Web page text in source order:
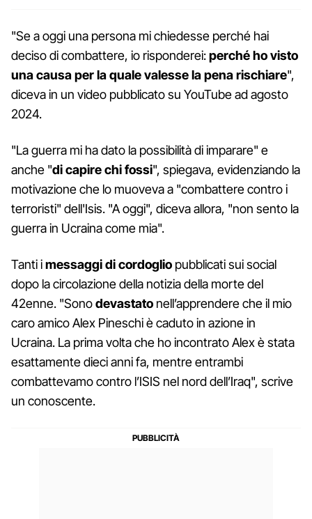
"Se a oggi una persona mi chiedesse perché hai
deciso di combattere, io risponderei:perché ho visto
una causa per la quale valesse la pena rischiare",
diceva in un video pubblicato su YouTube ad agosto
2024.
"La guerra mi ha dato la possibilità di imparare" e
anche "di capire chi fossi", spiegava, evidenziando la
motivazione che lo muoveva a "combattere contro i
terroristi" dell'Isis. "A oggi", diceva allora, "non sento la
guerra in Ucraina come mia".
Tanti imessaggi di cordoglio pubblicati sui social
dopo la circolazione della notizia della morte del
42enne. "Sonodevastato nell’apprendere che il mio
caro amico Alex Pineschi è caduto in azione in
Ucraina. La prima volta che ho incontrato Alex è stata
esattamente dieci anni fa, mentre entrambi
combattevamo contro l’ISIS nel nord dell’Iraq", scrive
un conoscente.